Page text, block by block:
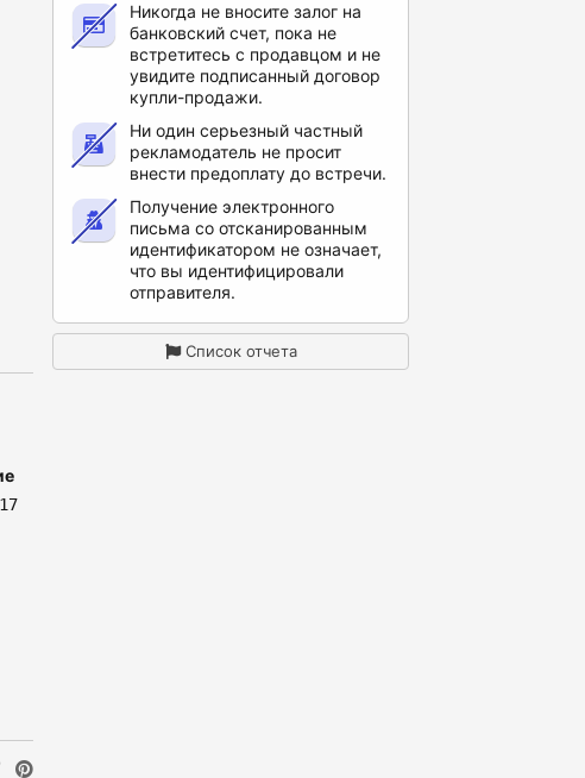
Никогда не вносите залог на
банковский счет, пока не
встретитесь с продавцом и не
увидите подписанный договор
купли-продажи.
Ни один серьезный частный
рекламодатель не просит
внести предоплату до встречи.
Получение электронного
письма со отсканированным
идентификатором не означает,
что вы идентифицировали
отправителя.
Список отчета